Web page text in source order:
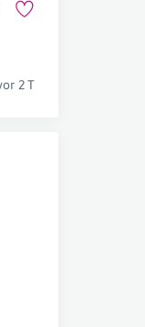
2 T